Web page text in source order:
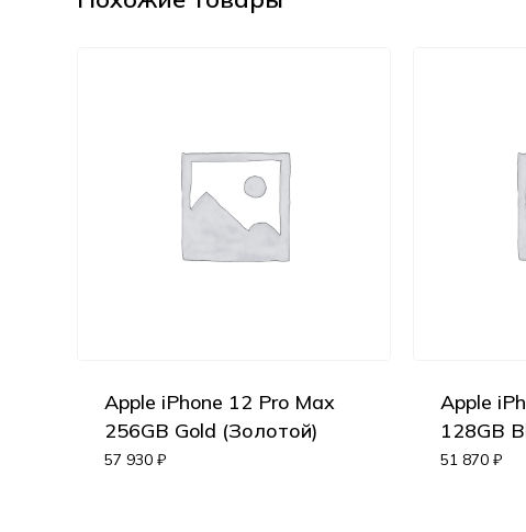
Apple iPhone 12 Pro Max
256GB Gold (Золотой)
57 930 ₽
Apple
128GB
51 870 ₽